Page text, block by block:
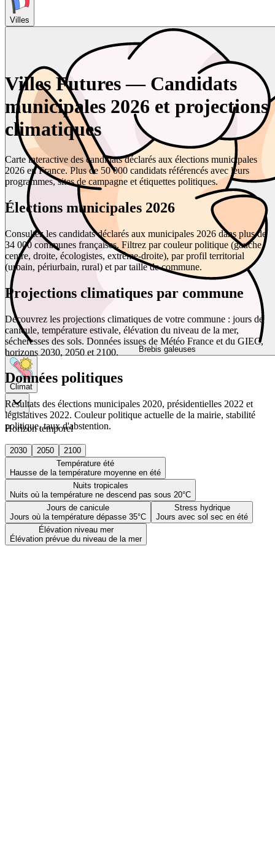
Villes
Brebis galeuses
Climat
Horizon temporel
2030 2050
2100
Température été
Hausse de la température moyenne en été
Nuits tropicales
Nuits où la température ne descend pas sous 20°C
Jours de canicule
Jours où la température dépasse 35°C
Stress hydrique
Jours avec sol sec en été
Élévation niveau mer
Élévation prévue du niveau de la mer
Villes Futures — Candidats
municipales 2026 et projections
climatiques
Carte interactive des candidats déclarés aux élections municipales
2026 en France. Plus de 50 000 candidats référencés avec leurs
programmes, sites de campagne et étiquettes politiques.
Élections municipales 2026
Consultez les candidats déclarés aux municipales 2026 dans plus de
34 000 communes françaises. Filtrez par couleur politique (gauche,
centre, droite, écologistes, extrême-droite), par profil territorial
(urbain, périurbain, rural) et par taille de commune.
Projections climatiques par commune
Découvrez les projections climatiques de votre commune : jours de
canicule, température estivale, élévation du niveau de la mer,
sécheresses des sols. Données issues de Météo France et du GIEC,
horizons 2030, 2050 et 2100.
Données politiques
Résultats des élections municipales 2020, présidentielles 2022 et
législatives 2022. Couleur politique actuelle de la mairie, stabilité
politique, taux d'abstention.